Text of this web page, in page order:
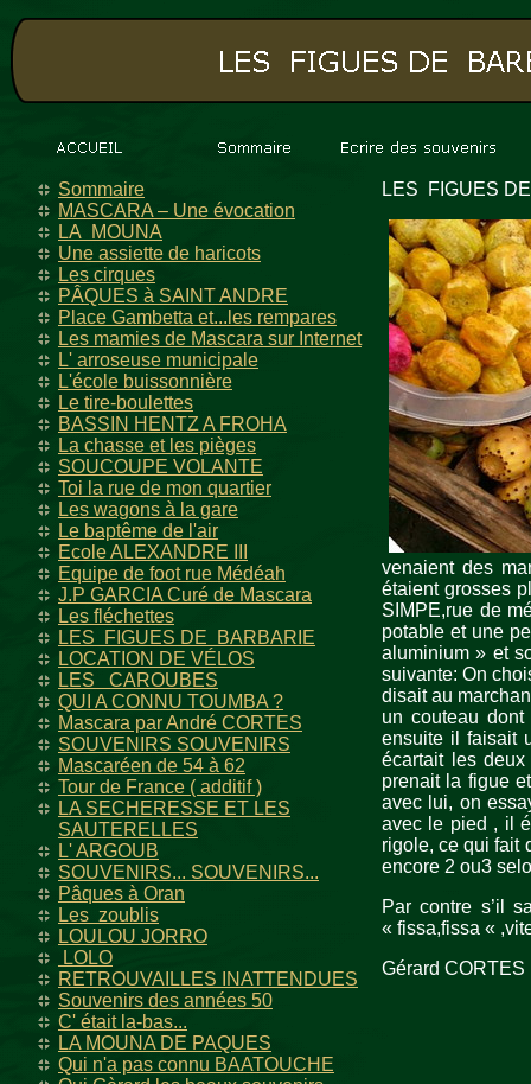
Sommaire
MASCARA – Une évocation
LA MOUNA
Une assiette de haricots
Les cirques
PÂQUES à SAINT ANDRE
Place Gambetta et...les rempares
Les mamies de Mascara sur Internet
L' arroseuse municipale
L'école buissonnière
Le tire-boulettes
BASSIN HENTZ A FROHA
La chasse et les pièges
SOUCOUPE VOLANTE
Toi la rue de mon quartier
Les wagons à la gare
Le baptême de l'air
Ecole ALEXANDRE III
Equipe de foot rue Médéah
J.P GARCIA Curé de Mascara
Les fléchettes
LES FIGUES DE BARBARIE
LOCATION DE VÉLOS
LES CAROUBES
QUI A CONNU TOUMBA ?
Mascara par André CORTES
SOUVENIRS SOUVENIRS
Mascaréen de 54 à 62
Tour de France ( additif )
LA SECHERESSE ET LES
SAUTERELLES
L' ARGOUB
SOUVENIRS... SOUVENIRS...
Pâques à Oran
Les zoublis
LOULOU JORRO
LOLO
RETROUVAILLES INATTENDUES
Souvenirs des années 50
C' était la-bas...
LA MOUNA DE PAQUES
Qui n'a pas connu BAATOUCHE
LES FIGUES
venaient des
étaient grosses
SIMPE,rue de
potable et une
aluminium » et
suivante: On
disait au
un couteau
ensuite il faisait
écartait les
prenait la figue
avec lui, on
avec le pied , il
rigole, ce qui fait
encore 2 ou3
Par contre s’il
« fissa,fissa «
Gérard CORTES